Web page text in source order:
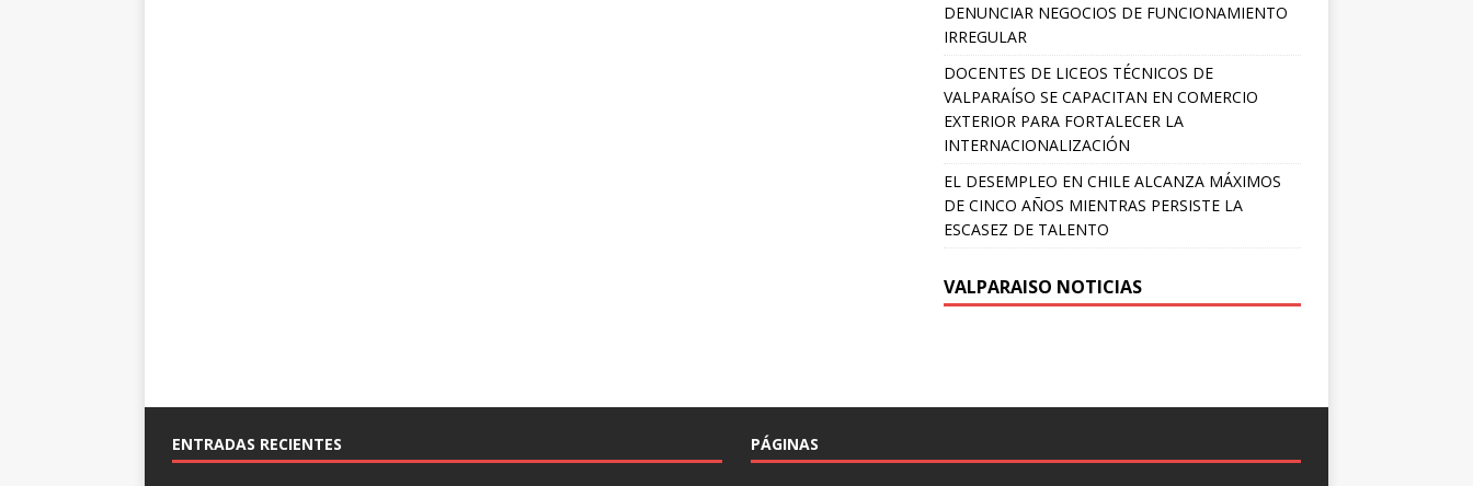
DENUNCIAR NEGOCIOS DE FUNCIONAMIENTO
IRREGULAR
DOCENTES DE LICEOS TÉCNICOS DE
VALPARAÍSO SE CAPACITAN EN COMERCIO
EXTERIOR PARA FORTALECER LA
INTERNACIONALIZACIÓN
EL DESEMPLEO EN CHILE ALCANZA MÁXIMOS
DE CINCO AÑOS MIENTRAS PERSISTE LA
ESCASEZ DE TALENTO
VALPARAISO NOTICIAS
ENTRADAS RECIENTES PÁGINAS